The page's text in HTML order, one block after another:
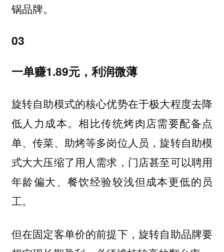
锅品牌。
03
一单赚1.89元，利润微薄
旋转自助模式的核心优势在于极大程度去降
低人力成本。相比传统烤肉店需要配备点
单、传菜、助烤等多岗位人员，旋转自助模
式大大压缩了用人需求，门店甚至可以聘用
年龄偏大、餐饮经验较浅但成本更低的员
工。
但在固定客单价的前提下，旋转自助品牌要